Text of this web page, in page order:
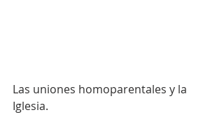
Las uniones homoparentales y la
Iglesia.